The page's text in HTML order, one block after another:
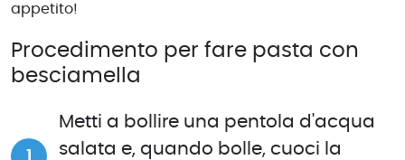
appetito!
Procedimento per fare pasta con
besciamella
Metti a bollire una pentola d'acqua
salata e, quando bolle, cuoci la